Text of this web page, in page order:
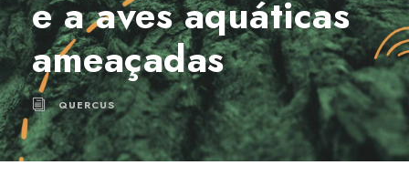
e a aves aquáticas
ameaçadas
QUERCUS